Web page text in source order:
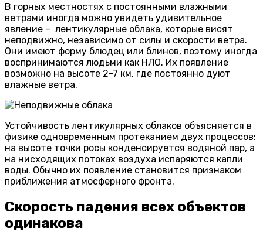
В горных местностях с постоянными влажными
ветрами иногда можно увидеть удивительное
явление – лентикулярные облака, которые висят
неподвижно, независимо от силы и скорости ветра.
Они имеют форму блюдец или блинов, поэтому иногда
воспринимаются людьми как НЛО. Их появление
возможно на высоте 2-7 км, где постоянно дуют
влажные ветра.
Устойчивость лентикулярных облаков объясняется в
физике одновременным протеканием двух процессов:
на высоте точки росы конденсируется водяной пар, а
на нисходящих потоках воздуха испаряются капли
воды. Обычно их появление становится признаком
приближения атмосферного фронта.
Скорость падения всех объектов
одинакова